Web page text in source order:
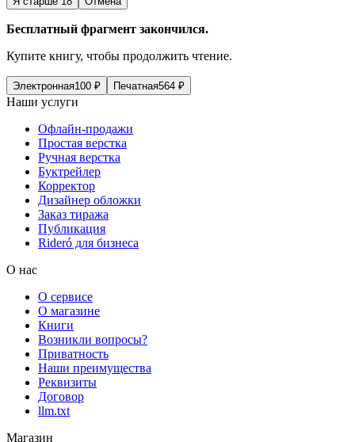
Бесплатный фрагмент закончился.
Купите книгу, чтобы продолжить чтение.
Электронная100 ₽ Печатная564 ₽
Наши услуги
Офлайн-продажи
Простая верстка
Ручная верстка
Буктрейлер
Корректор
Дизайнер обложки
Заказ тиража
Публикация
Rideró для бизнеса
О нас
О сервисе
О магазине
Книги
Возникли вопросы?
Приватность
Наши преимущества
Реквизиты
Договор
llm.txt
Магазин